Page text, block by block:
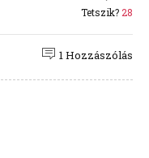
Tetszik? 28
1 Hozzászólás